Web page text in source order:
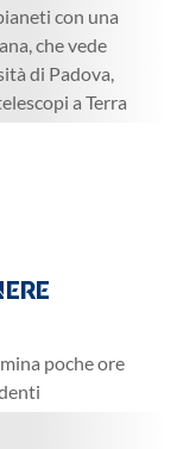
con una
che vede
di Padova,
a Terra
poche ore